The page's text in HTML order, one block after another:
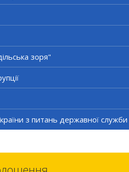
зоря"
з питань державної служби